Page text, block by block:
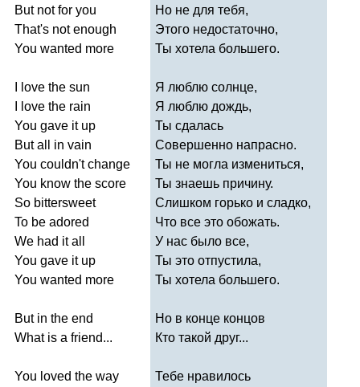
But not for you
That's not enough
You wanted more
love the sun
love the rain
You gave it up
But all in vain
You couldn't change
You know the score
So bittersweet
To be adored
We had it all
You gave it up
You wanted more
But in the end
What is a friend...
You loved the way
Но не для тебя,
Этого недостаточно,
Ты хотела большего.
Я люблю солнце,
Я люблю дождь,
Ты сдалась
Совершенно напрасно.
Ты не могла измениться,
Ты знаешь причину.
Слишком горько и сладко,
Что все это обожать.
У нас было все,
Ты это отпустила,
Ты хотела большего.
Но в конце концов
Кто такой друг...
Тебе нравилось